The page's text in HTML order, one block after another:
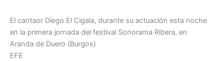
El cantaor Diego El Cigala, durante su actuación esta noche
en la primera jornada del festival Sonorama Ribera, en
Aranda de Duero (Burgos)
EFE